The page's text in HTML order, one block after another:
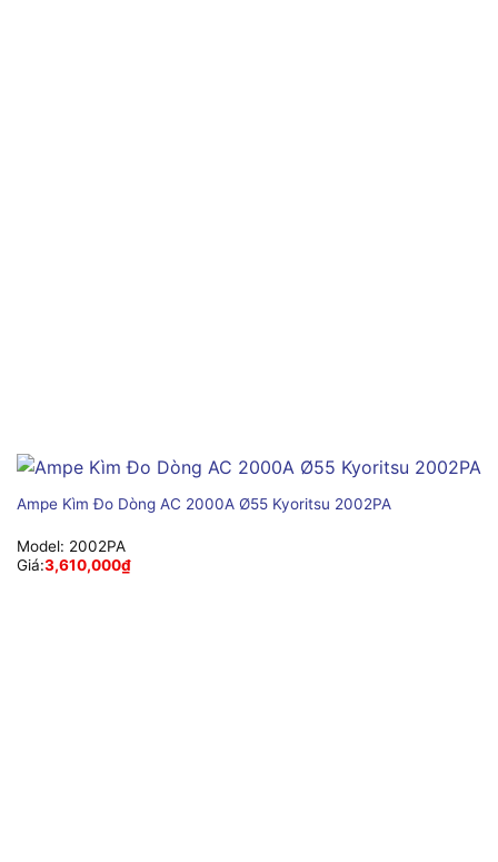
Ampe Kìm Đo Dòng AC 2000A Ø55 Kyoritsu 2002PA
Model: 2002PA
Giá:3,610,000₫